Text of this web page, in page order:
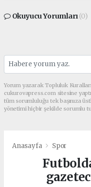
Okuyucu Yorumları(0)
Yorum yazarak Topluluk
cukurovapress.com sitesine
tüm sorumluluğu tek başınıza
yönetimi hiçbir şekilde sorumlu
Anasayfa Spor